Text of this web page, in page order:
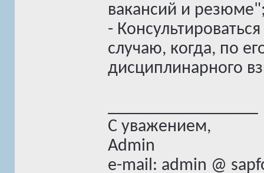
вакансий и
-
случаю, когда, по
дисциплинарного
С уважением,
Admin
e-mail: admin @